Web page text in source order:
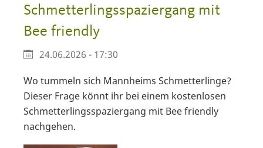
Schmetterlingsspaziergang mit
Bee friendly
24.06.2026 - 17:30
Wo tummeln sich Mannheims Schmetterlinge?
Dieser Frage könnt ihr bei einem kostenlosen
Schmetterlingsspaziergang mit Bee friendly
nachgehen.